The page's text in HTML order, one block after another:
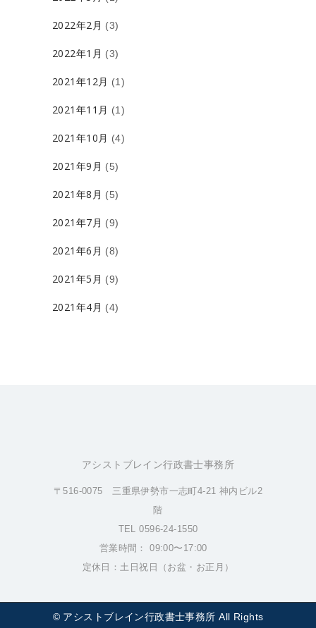
2022年2月 (3)
2022年1月 (3)
2021年12月 (1)
2021年11月 (1)
2021年10月 (4)
2021年9月 (5)
2021年8月 (5)
2021年7月 (9)
2021年6月 (8)
2021年5月 (9)
2021年4月 (4)
アシストブレイン行政書士事務所
〒516-0075 三重県伊勢市一志町4-21 神内ビル2
階
TEL 0596-24-1550
営業時間： 09:00〜17:00
定休日：土日祝日（お盆・お正月）
© アシストブレイン行政書士事務所 All Rights